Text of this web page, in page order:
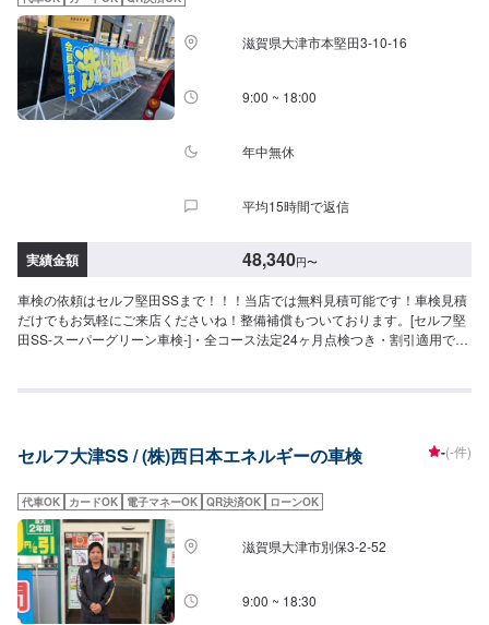
-------------→[合計]48,340円-小型自動車(〜1,000kg)-ー（マーチ,ベルタなど）
車検基本料22,000円各種法定料金合計36,250円----------------------------------------
-→[合計]58,250円-中型自動車(1,001〜1,500kg)-ー（プリウスアルフ
ァ,MAZDA3など）車検基本料22,000円各種法定料金合計44,450円---------------
--------------------------→[合計]66,450円-大型自動車(1,501〜2,000kg)-ー
（RAV4,レヴォーグなど）車検基本料22,000円各種法定料金合計52,750円----
種はあくまで一例です（グレード等によっては一つ上の価格である場合がご
滋賀県大津市本堅田3-10-16
9:00 ~ 18:00
年中無休
平均15時間で返信
実績金額 48,340円〜
車検の依頼はセルフ堅田SSまで！！！当店では無料見積可能です！車検見積
だけでもお気軽にご来店くださいね！整備補償もついております。[セルフ堅
田SS-スーパーグリーン車検-]・全コース法定24ヶ月点検つき・割引適用で最
ト！！◇[特典１]（ご予約から最長２年間）ガソリン・軽油[１０円／L]引き
格≫-軽自動車-（ジムニー,N-WGNなど）車検基本料22,000円各種法定料金合
1,000kg)-（デミオ,フィットなど）車検基本料22,000円各種法定料金合計
36,250円-----------------------------------------→[合計]58,250円-中型自動車
(1,001〜1,500kg)-（86ハチロク,エクストレイルなど）車検基本料22,000円
各種法定料金合計44,450円-----------------------------------------→[合計]66,450円-
大型自動車(1,501〜2,000kg)-（ノア,CX-60など）車検基本料22,000円各種法
定料金合計52,750円-----------------------------------------→[合計]74,750円≪支払い
方法について≫車検基本料については、クレジット使用できます。≪注意事
セルフ大津SS / (株)西日本エネルギーの車検 -(-件)
代車OK カードOK 電子マネーOK QR決済OK ローンOK
滋賀県大津市別保3-2-52
9:00 ~ 18:30